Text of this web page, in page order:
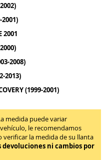
2001)
2001
2008)
2013)
(1999-2001)
medida puede variar
le recomendamos
la medida de su llanta
ni cambios por